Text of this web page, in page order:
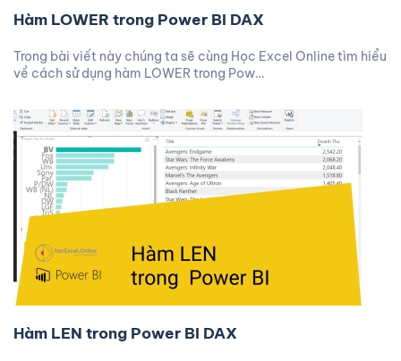
Hàm LOWER trong Power BI DAX
Trong bài viết này chúng ta sẽ cùng Học Excel Online tìm hiểu
về cách sử dụng hàm LOWER trong Pow…
Hàm LEN trong Power BI DAX